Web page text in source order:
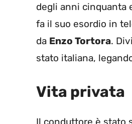
degli anni cinquanta
fa il suo esordio in
da Enzo Tortora.
stato italiana,
Vita privata